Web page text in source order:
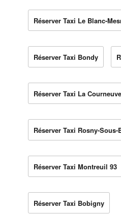
Réserver Taxi Le Blanc-
Réserver Taxi Bondy
Réserver Taxi La Courneuve
Réserver Taxi Rosny-Sous-
Réserver Taxi Montreuil 93
Réserver Taxi Bobigny